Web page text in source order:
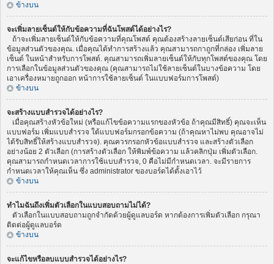
ข้างบน
จะเพิ่มลายเซ็นต์ให้กับข้อความที่ฉันโพสต์ได้อย่างไร?
ถ้าจะเพิ่มลายเซ็นต์ให้กับข้อความที่คุณโพสต์ คุณต้องสร้างลายเซ็นต์เสียก่อน ที่ใน
ข้อมูลส่วนตัวของคุณ. เมื่อคุณได้ทำการสร้างแล้ว คุณสามารถกาถูกที่กล่อง เพิ่มลาย
เซ็นต์ ในหน้าสำหรับการโพสต์. คุณสามารถเพิ่มลายเซ็นต์ให้กับทุกโพสต์ของคุณ โดย
การเลือกในข้อมูลส่วนตัวของคุณ (คุณสามารถไม่ใช้ลายเซ็นต์ในบางข้อความ โดย
เอาเครื่องหมายถูกออก หน้าการใช้ลายเซ็นต์ ในแบบฟอร์มการโพสต์)
ข้างบน
จะสร้างแบบสำรวจได้อย่างไร?
เมื่อคุณสร้างหัวข้อใหม่ (หรือแก้ไขข้อความแรกของหัวข้อ ถ้าคุณมีสิทธิ์) คุณจะเห็น
แบบฟอร์ม เพิ่มแบบสำรวจ ใต้แบบฟอร์มกรอกข้อความ (ถ้าคุณหาไม่พบ คุณอาจไม่
ได้รับสิทธิ์ให้สร้างแบบสำรวจ). คุณควรกรอกหัวข้อแบบสำรวจ และสร้างตัวเลือก
อย่างน้อย 2 ตัวเลือก (การสร้างตัวเลือก ให้พิมพ์ข้อความ แล้วคลิกปุ่ม เพิ่มตัวเลือก.
คุณสามารถกำหนดเวลาการใช้แบบสำรวจ, 0 คือไม่มีกำหนดเวลา. จะมีรายการ
กำหนดเวลาให้คุณเห็น ซึ่ง administrator ของบอร์ดได้ตั้งเอาไว้
ข้างบน
ทำไมฉันถึงเพิ่มตัวเลือกในแบบสอบถามไม่ได้?
ตัวเลือกในแบบสอบถามถูกจำกัดด้วยผู้ดูแลบอร์ด หากต้องการเพิ่มตัวเลือก กรุณา
ติดต่อผู้ดูแลบอร์ด
ข้างบน
จะแก้ไขหรือลบแบบสำรวจได้อย่างไร?